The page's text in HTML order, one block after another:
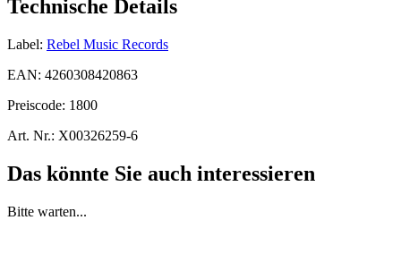
Technische Details
Label: Rebel Music Records
EAN: 4260308420863
Preiscode: 1800
Art. Nr.: X00326259-6
Das könnte Sie auch interessieren
Bitte warten...